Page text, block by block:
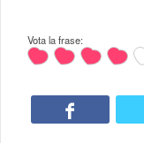
Vota la frase: